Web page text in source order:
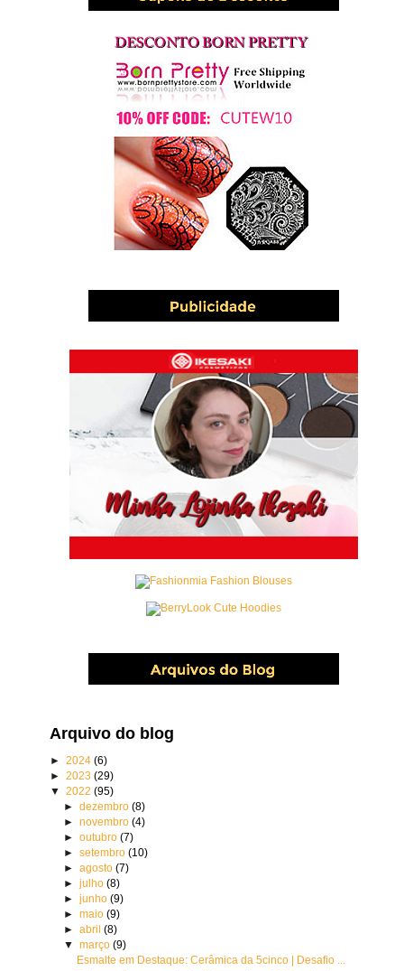
Arquivo do blog
►2024(6)
►2023(29)
▼2022(95)
► dezembro (8)
► novembro (4)
► outubro (7)
► setembro (10)
► agosto (7)
► julho (8)
► junho (9)
► maio (9)
► abril (8)
▼ março (9)
Esmalte em Destaque: Cerâmica da 5cinco | Desafio ...